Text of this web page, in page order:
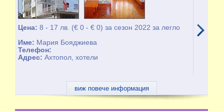
Цена:8 - 17 лв. (€ 0 - € 0) за сезон 2022 за легло
Име: Мария Бояджиева
Телефон:
Адрес:Ахтопол, хотели
виж повече информация